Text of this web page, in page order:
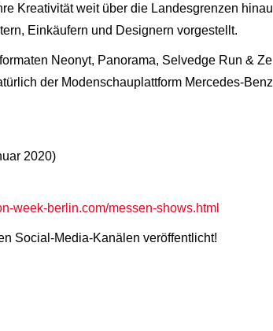
Kreativität weit über die Landesgrenzen hinau
Einkäufern und Designern vorgestellt.
Neonyt, Panorama, Selvedge Run & Ze
der Modenschauplattform Mercedes-Benz
2020)
week-berlin.com/messen-shows.html
Social-Media-Kanälen veröffentlicht!